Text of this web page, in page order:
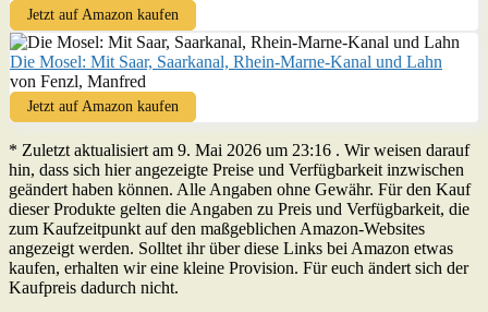
Jetzt auf Amazon kaufen
Die Mosel: Mit Saar, Saarkanal, Rhein-Marne-Kanal und Lahn
von Fenzl, Manfred
Jetzt auf Amazon kaufen
* Zuletzt aktualisiert am 9. Mai 2026 um 23:16 . Wir weisen darauf
hin, dass sich hier angezeigte Preise und Verfügbarkeit inzwischen
geändert haben können. Alle Angaben ohne Gewähr. Für den Kauf
dieser Produkte gelten die Angaben zu Preis und Verfügbarkeit, die
zum Kaufzeitpunkt auf den maßgeblichen Amazon-Websites
angezeigt werden. Solltet ihr über diese Links bei Amazon etwas
kaufen, erhalten wir eine kleine Provision. Für euch ändert sich der
Kaufpreis dadurch nicht.